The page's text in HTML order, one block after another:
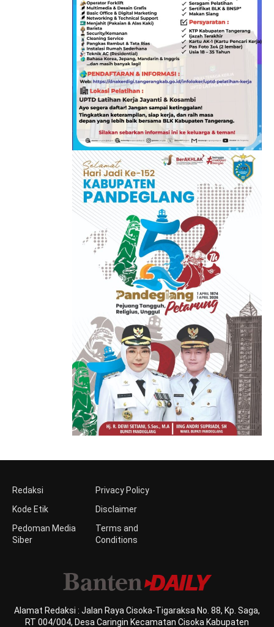
Redaksi
Kode Etik
Pedoman Media
Siber
Privacy Policy
Disclaimer
Terms and
Conditions
Alamat Redaksi : Jalan Raya Cisoka-Tigaraksa No. 88, Kp. Saga,
RT 004/004, Desa Caringin Kecamatan Cisoka Kabupaten